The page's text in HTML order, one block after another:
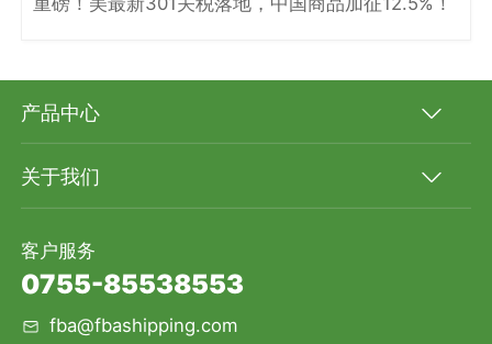
产品中心
关于我们
客户服务
0755-85538553
fba@fbashipping.com